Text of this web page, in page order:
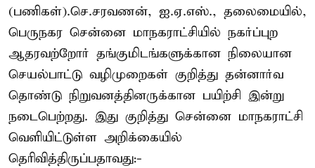
(பணிகள்).செ.சரவணன், ஐ.ஏ.எஸ்., தலைமையில்,
பெருநகர சென்னை மாநகராட்சியில் நகர்ப்புற
ஆதரவற்றோர் தங்குமிடங்களுக்கான நிலையான
செயல்பாட்டு வழிமுறைகள் குறித்து தன்னார்வ
தொண்டு நிறுவனத்தினருக்கான பயிற்சி இன்று
நடைபெற்றது. இது குறித்து சென்னை மாநகராட்சி
வெளியிட்டுள்ள அறிக்கையில்
தெரிவித்திருப்பதாவது:-